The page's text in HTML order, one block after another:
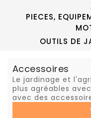
PIECES,
OUTILS DE
Accessoires
Le jardinage et
plus agréables
avec des